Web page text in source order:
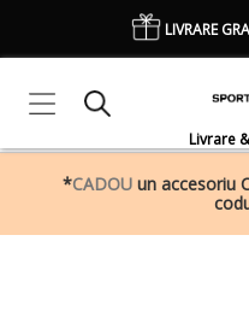
Livrare
LIVRARE
*CADOU un accesoriu